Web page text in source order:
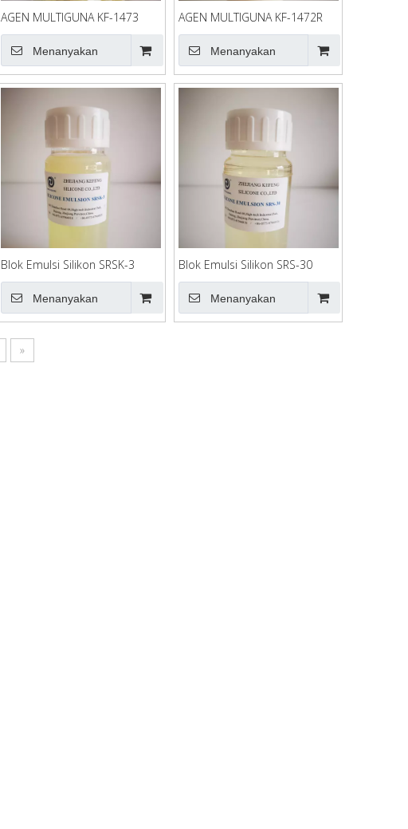
AGEN MULTIGUNA KF-1473
Menanyakan
AGEN MULTIGUNA KF-1472R
Menanyakan
Blok Emulsi Silikon SRSK-3
Menanyakan
Blok Emulsi Silikon SRS-30
Menanyakan
»